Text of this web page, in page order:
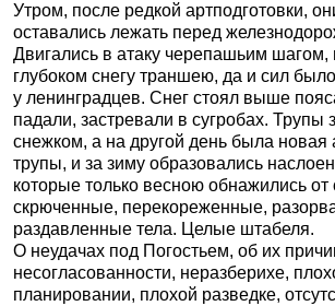
Утром, после редкой артподготовки,
оставались лежать перед
Двигались в атаку черепашьим шагом,
глубоком снегу траншею, да и сил
у ленинградцев. Снег стоял выше
падали, застревали в сугробах.
снежком, а на другой день была новая
трупы, и за зиму образовались
которые только весною обнажились
скрюченные, перекореженные,
раздавленные тела. Целые штабеля.
О неудачах под Погостьем, об их
несогласованности, неразберихе,
планировании, плохой разведке,